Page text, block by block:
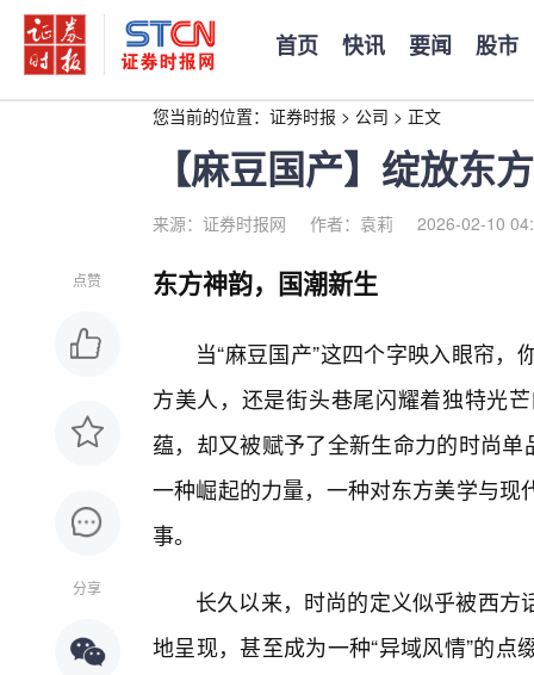
首页 快讯 要闻 股市
您当前的位置： 证券时报 > 公司 > 正文
【麻豆国产】绽放东
来源：证券时报网 作者：袁莉 2026-02-10
点赞
分享
东方神韵，国潮新生
当“麻豆国产”这四个字映入眼帘
方美人，还是街头巷尾闪耀着独特光
蕴，却又被赋予了全新生命力的时尚
一种崛起的力量，一种对东方美学与
事。
长久以来，时尚的定义似乎被西
地呈现，甚至成为一种“异域风情”的